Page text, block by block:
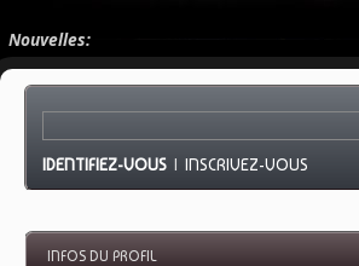
Nouvelles:
IDENTIFIEZ-VOUS |INSCRIVEZ-VOUS
INFOS DU PROFIL